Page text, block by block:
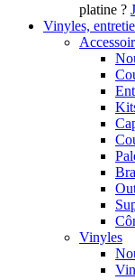
platine ?
Vinyles,
Vinyles